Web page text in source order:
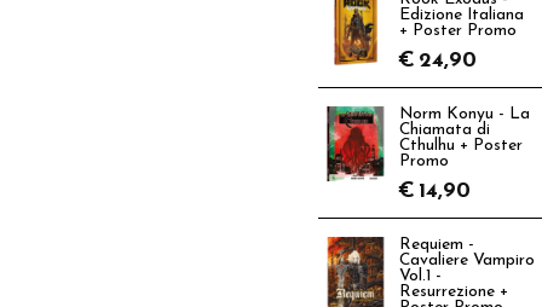
Edizione Italiana
+ Poster Promo
€ 24,90
Norm Konyu - La
Chiamata di
Cthulhu + Poster
Promo
€ 14,90
Requiem -
Cavaliere Vampiro
Vol.1 -
Resurrezione +